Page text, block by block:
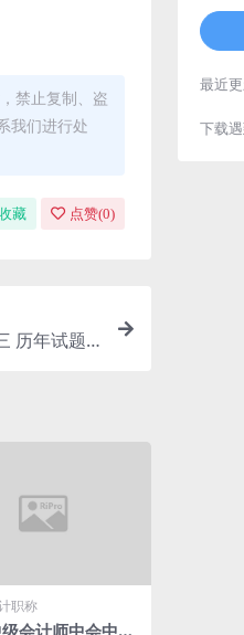
禁止复制、盗
我们进行处
藏 点赞(0)
历年试题
职称
最近
下载